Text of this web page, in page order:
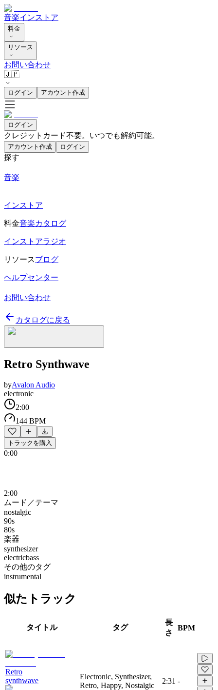
音楽インストア
料金
リソース
お問い合わせ
🇯🇵
ログイン アカウント作成
ログイン
クレジットカード不要。いつでも解約可能。
アカウント作成 ログイン
探す
音楽
インストア
料金音楽カタログ
インストアラジオ
リソースブログ
ヘルプセンター
お問い合わせ
カタログに戻る
Retro Synthwave
byAvalon Audio
electronic
2:00
144 BPM
トラックを購入
0:00
2:00
ムード／テーマ
nostalgic
90s
80s
楽器
synthesizer
electricbass
その他のタグ
instrumental
似たトラック
タイトル タグ
長
さ
BPM
Retro
synthwave
Electronic, Synthesizer,
Retro, Happy, Nostalgic
2:31 -